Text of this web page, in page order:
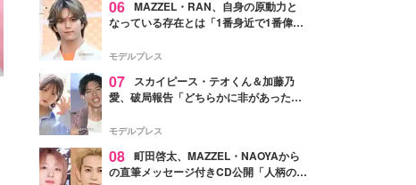
06 MAZZEL・RAN、自身の原動力と
なっている存在とは「1番身近で1番偉大
モデルプレス
07
スカイピース・テオくん＆加藤乃
愛、破局報告「どちらかに非があったわ
モデルプレス
08 町田啓太、MAZZEL・NAOYAから
の直筆メッセージ付きCD公開「人柄の良